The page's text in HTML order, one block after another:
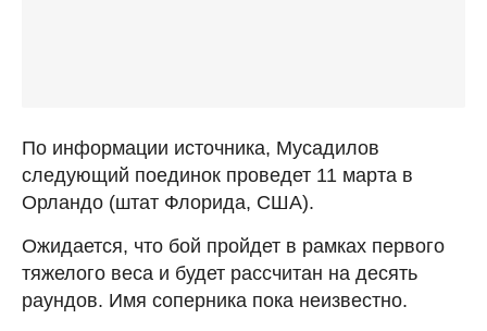
По информации источника, Мусадилов
следующий поединок проведет 11 марта в
Орландо (штат Флорида, США).
Ожидается, что бой пройдет в рамках первого
тяжелого веса и будет рассчитан на десять
раундов. Имя соперника пока неизвестно.